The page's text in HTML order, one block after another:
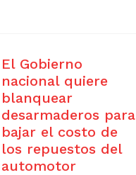
El Gobierno
nacional quiere
blanquear
desarmaderos para
bajar el costo de
los repuestos del
automotor